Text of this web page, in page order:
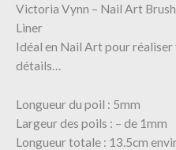
Victoria Vynn – Nail Art
Liner
Idéal en Nail Art pour réaliser
détails…
Longueur du poil : 5mm
Largeur des poils : – de 1mm
Longueur totale : 13.5cm